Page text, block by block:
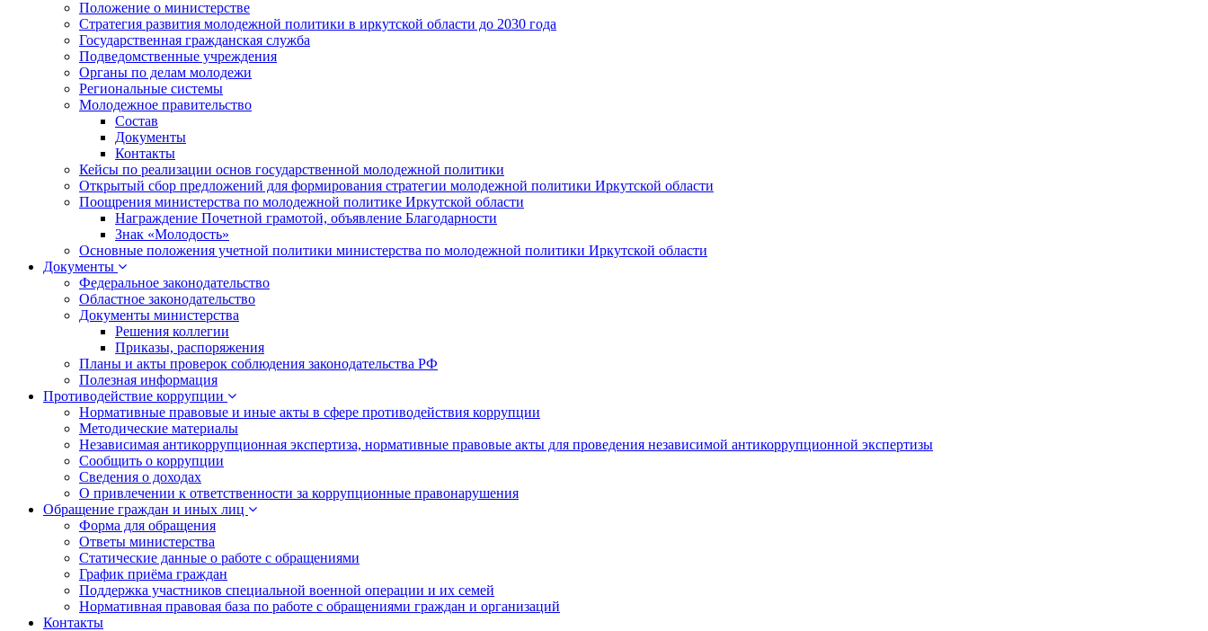
Положение о министерстве
Стратегия развития молодежной политики в иркутской области до 2030 года
Государственная гражданская служба
Подведомственные учреждения
Органы по делам молодежи
Региональные системы
Молодежное правительство
Состав
Документы
Контакты
Кейсы по реализации основ государственной молодежной политики
Открытый сбор предложений для формирования стратегии молодежной политики Иркутской области
Поощрения министерства по молодежной политике Иркутской области
Награждение Почетной грамотой, объявление Благодарности
Знак «Молодость»
Основные положения учетной политики министерства по молодежной политики Иркутской области
Документы
Федеральное законодательство
Областное законодательство
Документы министерства
Решения коллегии
Приказы, распоряжения
Планы и акты проверок соблюдения законодательства РФ
Полезная информация
Противодействие коррупции
Нормативные правовые и иные акты в сфере противодействия коррупции
Методические материалы
Независимая антикоррупционная экспертиза, нормативные правовые акты для проведения независимой антикоррупционной экспертизы
Сообщить о коррупции
Сведения о доходах
О привлечении к ответственности за коррупционные правонарушения
Обращение граждан и иных лиц
Форма для обращения
Ответы министерства
Статические данные о работе с обращениями
График приёма граждан
Поддержка участников специальной военной операции и их семей
Нормативная правовая база по работе с обращениями граждан и организаций
Контакты